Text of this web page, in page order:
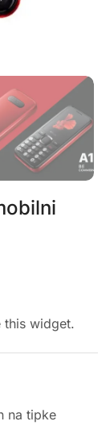
this widget.
na tipke